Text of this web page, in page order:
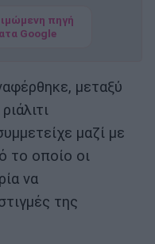
πηγή
Google
μεταξύ
μαζί με
το οποίο οι
να
της